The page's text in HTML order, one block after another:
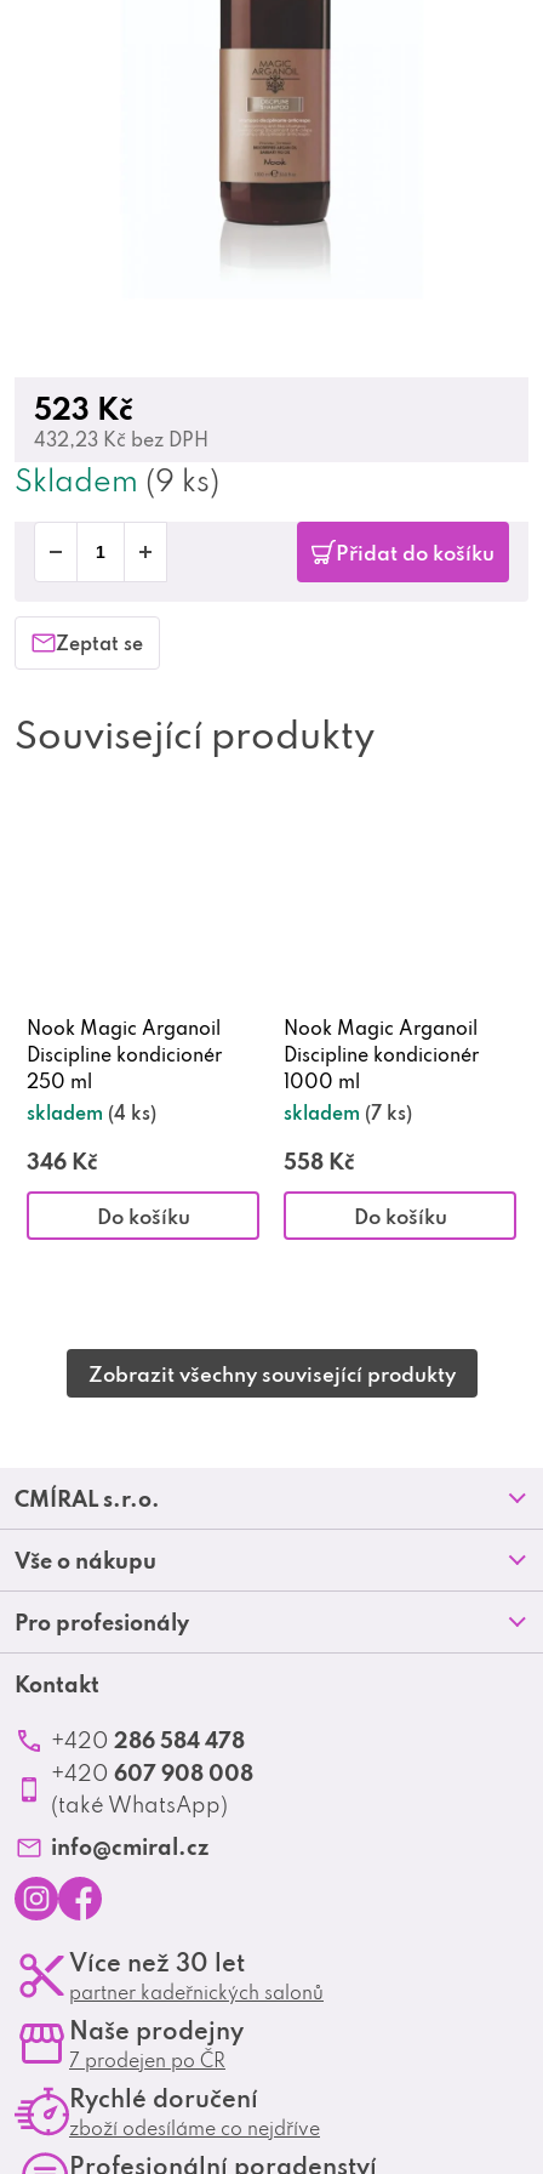
523 Kč
432,23 Kč bez DPH
Skladem (9 ks)
Přidat do košíku
Zeptat se
Související produkty
Nook Magic Arganoil
Discipline kondicionér
250 ml
skladem (4 ks)
346 Kč
Do košíku
Nook Magic Arganoil
Discipline kondicionér
1000 ml
skladem (7 ks)
558 Kč
Do košíku
Zobrazit všechny související produkty
Z
á
p
a
CMÍRAL s.r.o.
Prodejny
O nás
Blog
Kontakt
Vše o nákupu
Doprava a platba
Obchodní podmínky
Reklamace a vrácení zboží
Ochrana osobních údajů
Pro profesionály
Akční letáky
Produktové katalogy
Profesionální spolupráce
Matrix Club
Kontakt
+420 286 584 478
+420 607 908 008
(také WhatsApp)
info@cmiral.cz
n
s
g
a
e
o
o
Více než 30 let
partner kadeřnických salonů
Naše prodejny
7 prodejen po ČR
Rychlé doručení
zboží odesíláme co nejdříve
Profesionální poradenství